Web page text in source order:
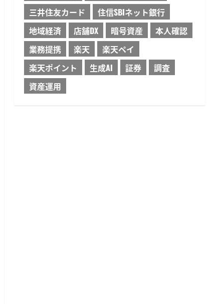
三井住友カード
住信SBIネット銀行
地域経済
店舗DX 暗号資産
本人確認
業務提携
楽天
楽天ペイ
楽天ポイント
生成AI 証券
調査
資産運用